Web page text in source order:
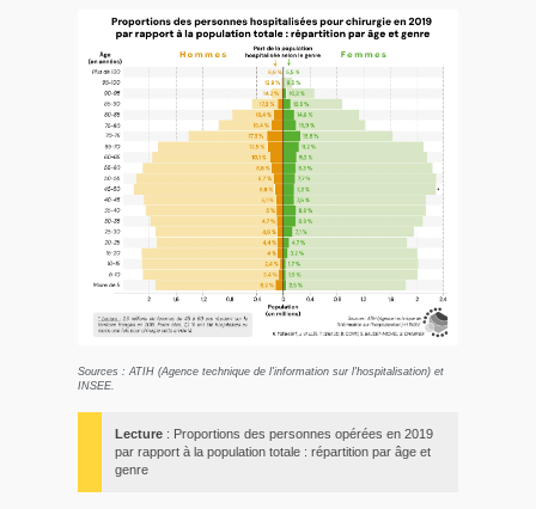
Sources : ATIH (Agence technique de l'information sur l'hospitalisation) et
INSEE.
Lecture: Proportions des personnes opérées en 2019
par rapport à la population totale : répartition par âge et
genre